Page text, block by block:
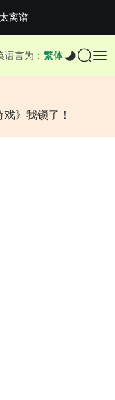
离谱
全满亚，德约...
，官...
语言为： 繁体
》我锁了！